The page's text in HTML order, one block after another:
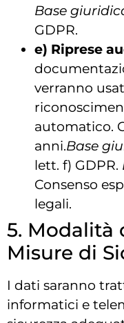
Base
GDPR.
e) Riprese
verranno
automatico.
anni.Base
lett. f) GDPR.
Consenso
legali.
5. Modalità
Misure di
I dati saranno
informatici e